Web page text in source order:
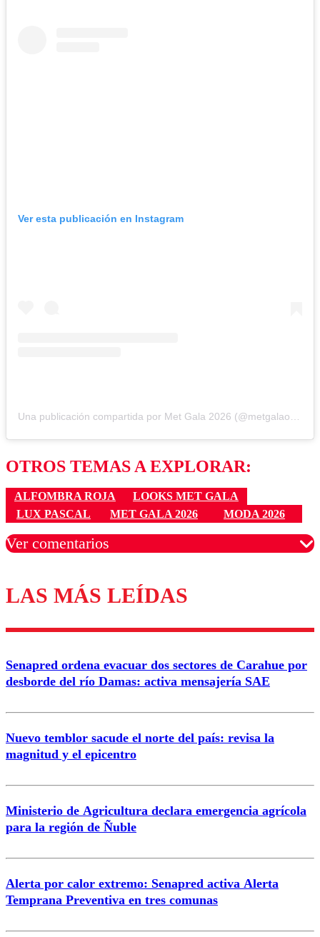
Ver esta publicación en Instagram
OTROS TEMAS A EXPLORAR:
ALFOMBRA ROJA
LOOKS MET GALA
LUX PASCAL
MET GALA 2026 MODA 2026
Ver comentarios
Los comentarios son moderados para garantizar un
diálogo respetuoso.
Nombre
Correo
LAS MÁS LEÍDAS
Senapred ordena evacuar dos sectores de Carahue por
desborde del río Damas: activa mensajería SAE
Nuevo temblor sacude el norte del país: revisa la
magnitud y el epicentro
Ministerio de Agricultura declara emergencia agrícola
para la región de Ñuble
Alerta por calor extremo: Senapred activa Alerta
Temprana Preventiva en tres comunas